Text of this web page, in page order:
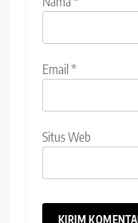
Email*
Situs Web